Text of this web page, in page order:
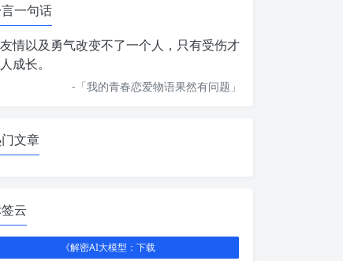
一句话
情以及勇气改变不了一个人，只有受伤才
成长。
-「我的青春恋爱物语果然有问题 」
文章
云
《解密AI大模型：下载